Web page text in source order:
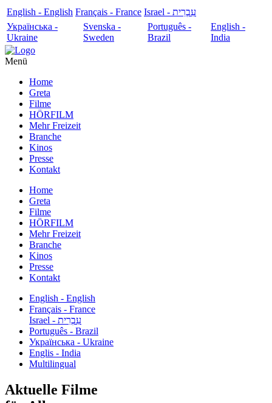
English - English Français - France
עִבְרִית - Israel
Українська -
Ukraine
Svenska -
Sweden
Português -
Brazil
English -
India
Menü
Home
Greta
Filme
HÖRFILM
Mehr Freizeit
Branche
Kinos
Presse
Kontakt
Home
Greta
Filme
HÖRFILM
Mehr Freizeit
Branche
Kinos
Presse
Kontakt
English - English
Français - France
עִבְרִית - Israel
Português - Brazil
Українська - Ukraine
Englis - India
Multilingual
Aktuelle Filme